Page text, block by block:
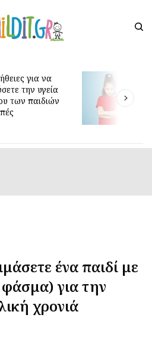
να
Γιατί τα
είναι
ένα παιδί με
για την
χρονιά